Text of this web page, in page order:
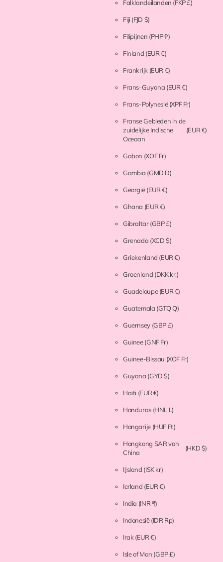
Falklandeilanden (FKP £)
Fiji(FJD $)
Filipijnen (PHP ₱)
Finland (EUR €)
Frankrijk (EUR €)
Frans-Guyana (EUR €)
Frans-Polynesië(XPF Fr)
Franse Gebieden in de
zuidelijke Indische
Oceaan
(EUR €)
Gabon (XOF Fr)
Gambia (GMD D)
Georgië(EUR €)
Ghana (EUR €)
Gibraltar(GBP £)
Grenada (XCD $)
Griekenland (EUR €)
Groenland (DKK kr.)
Guadeloupe(EUR €)
Guatemala (GTQ Q)
Guernsey (GBP £)
Guinee(GNF Fr)
Guinee-Bissau (XOF Fr)
Guyana (GYD $)
Haïti (EUR €)
Honduras (HNL L)
Hongarije (HUF Ft)
Hongkong SAR van
China
(HKD $)
IJsland (ISK kr)
Ierland (EUR €)
India (INR ₹)
Indonesië(IDR Rp)
Irak (EUR €)
Isle of Man (GBP £)